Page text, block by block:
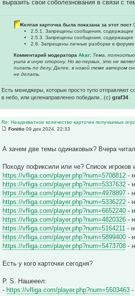
выразить свои соболезнования в связи с
Желтая карточка была показана за этот пост
2.5.1. Запрещены сообщения, содержащие
2.5.3. Запрещены сообщения,
2.8. Запрещены личные разборки в форуме
Комментарий модератораAkar: Тема,
ушла в иную сторону. Но во-первых, это не
писать по делу. Далее, в новой теме автором
не делать.
Есть менеджеры, которые просто тупо отправляют
в небо, или целенаправленно победили...(с)graf34
Re: Неадекватное количество карточек получаемых
Fonitio 09 дек 2024, 22:33
А зачем две темы одинаковых? Вчера
Походу пофиксили или че? Список игроков
https://vfliga.com/player.php?num=5708812 -
https://vfliga.com/player.php?num=5337632 -
https://vfliga.com/player.php?num=4978897 -
https://vfliga.com/player.php?num=5336222 -
https://vfliga.com/player.php?num=6652240 -
https://vfliga.com/player.php?num=4820326 -
https://vfliga.com/player.php?num=5164211 -
https://vfliga.com/player.php?num=5899400 -
https://vfliga.com/player.php?num=5473708 -
Есть у кого карточки сегодня?
P. S. Нашееел:
- https://vfliga.com/player.php?num=5503463 -